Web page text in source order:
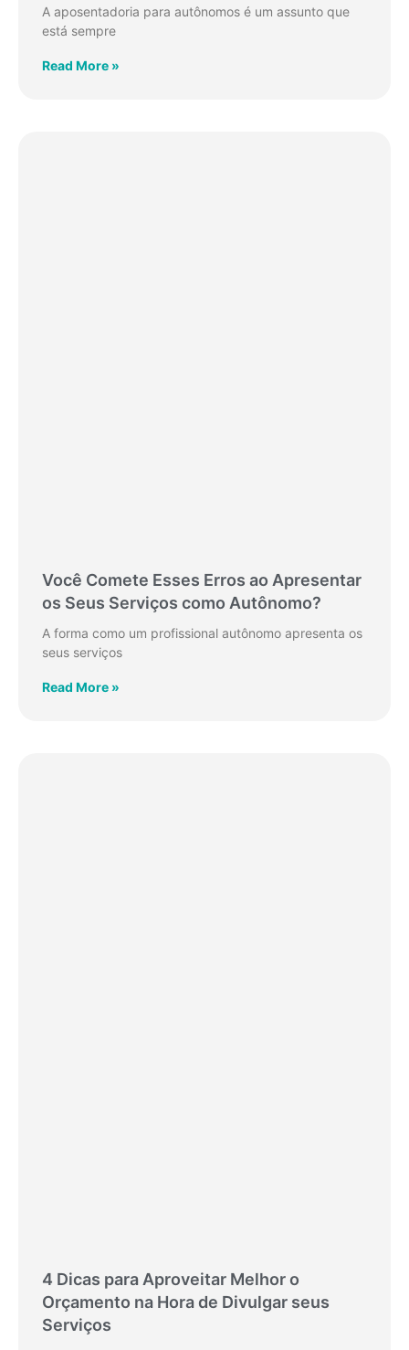
A aposentadoria para autônomos é um assunto que
está sempre
Read More »
Você Comete Esses Erros ao Apresentar
os Seus Serviços como Autônomo?
A forma como um profissional autônomo apresenta os
seus serviços
Read More »
4 Dicas para Aproveitar Melhor o
Orçamento na Hora de Divulgar seus
Serviços